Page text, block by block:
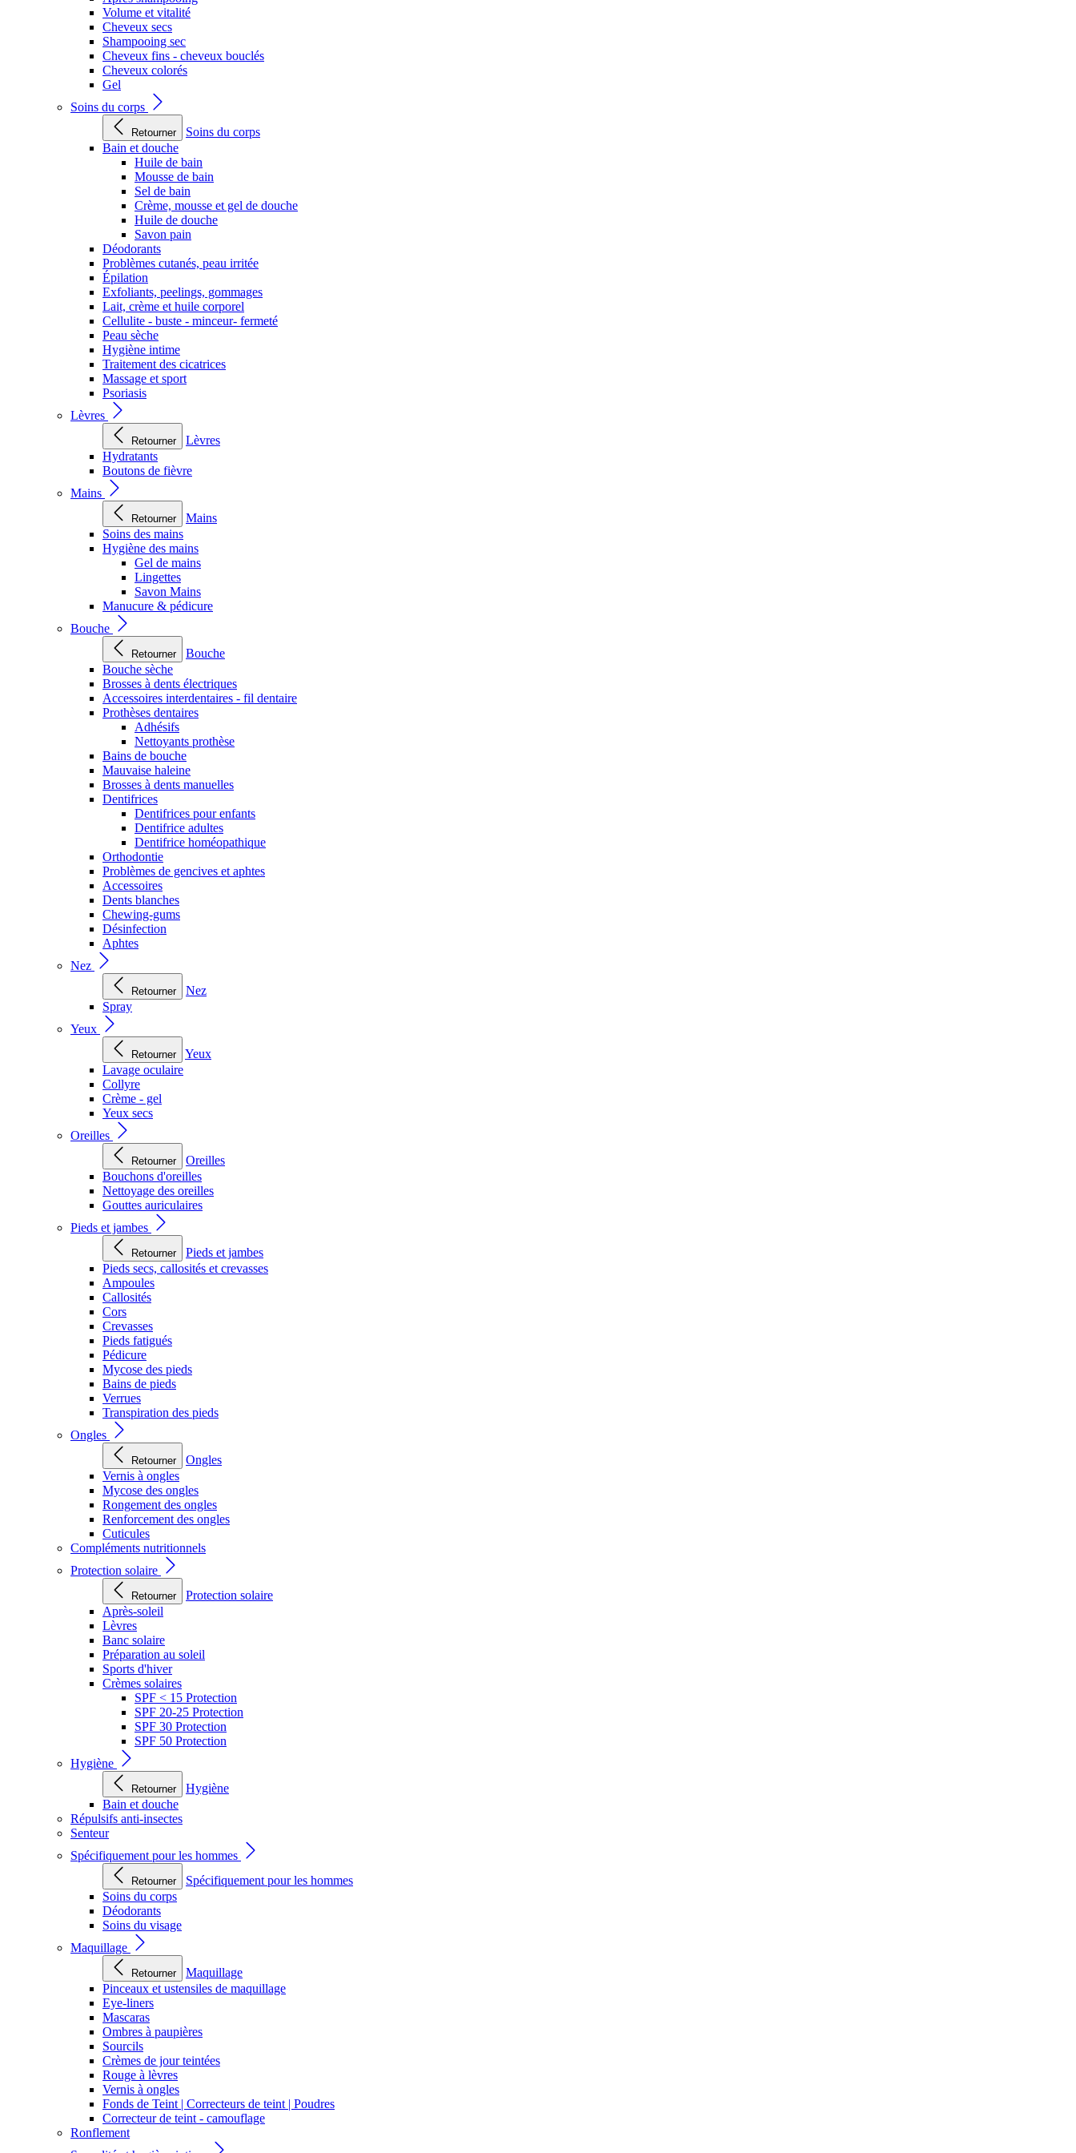
Volume et vitalité
Cheveux secs
Shampooing sec
Cheveux fins - cheveux bouclés
Cheveux colorés
Gel
Soins du corps
Retourner
Soins du corps
Bain et douche
Huile de bain
Mousse de bain
Sel de bain
Crème, mousse et gel de douche
Huile de douche
Savon pain
Déodorants
Problèmes cutanés, peau irritée
Épilation
Exfoliants, peelings, gommages
Lait, crème et huile corporel
Cellulite - buste - minceur- fermeté
Peau sèche
Hygiène intime
Traitement des cicatrices
Massage et sport
Psoriasis
Lèvres
Retourner
Lèvres
Hydratants
Boutons de fièvre
Mains
Retourner
Mains
Soins des mains
Hygiène des mains
Gel de mains
Lingettes
Savon Mains
Manucure & pédicure
Bouche
Retourner
Bouche
Bouche sèche
Brosses à dents électriques
Accessoires interdentaires - fil dentaire
Prothèses dentaires
Adhésifs
Nettoyants prothèse
Bains de bouche
Mauvaise haleine
Brosses à dents manuelles
Dentifrices
Dentifrices pour enfants
Dentifrice adultes
Dentifrice homéopathique
Orthodontie
Problèmes de gencives et aphtes
Accessoires
Dents blanches
Chewing-gums
Désinfection
Aphtes
Nez
Retourner
Nez
Spray
Yeux
Retourner
Yeux
Lavage oculaire
Collyre
Crème - gel
Yeux secs
Oreilles
Retourner
Oreilles
Bouchons d'oreilles
Nettoyage des oreilles
Gouttes auriculaires
Pieds et jambes
Retourner
Pieds et jambes
Pieds secs, callosités et crevasses
Ampoules
Callosités
Cors
Crevasses
Pieds fatigués
Pédicure
Mycose des pieds
Bains de pieds
Verrues
Transpiration des pieds
Ongles
Retourner
Ongles
Vernis à ongles
Mycose des ongles
Rongement des ongles
Renforcement des ongles
Cuticules
Compléments nutritionnels
Protection solaire
Retourner
Protection solaire
Après-soleil
Lèvres
Banc solaire
Préparation au soleil
Sports d'hiver
Crèmes solaires
SPF < 15 Protection
SPF 20-25 Protection
SPF 30 Protection
SPF 50 Protection
Hygiène
Retourner
Hygiène
Bain et douche
Répulsifs anti-insectes
Senteur
Spécifiquement pour les hommes
Retourner
Spécifiquement pour les hommes
Soins du corps
Déodorants
Soins du visage
Maquillage
Retourner
Maquillage
Pinceaux et ustensiles de maquillage
Eye-liners
Mascaras
Ombres à paupières
Sourcils
Crèmes de jour teintées
Rouge à lèvres
Vernis à ongles
Fonds de Teint | Correcteurs de teint | Poudres
Correcteur de teint - camouflage
Ronflement